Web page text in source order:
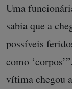
Uma
sabia que a
possíveis
como
vítima chegou